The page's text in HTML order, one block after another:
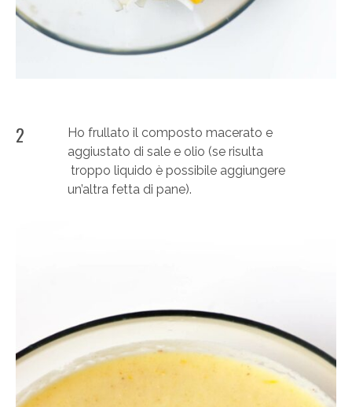
2
Ho frullato il composto macerato e
aggiustato di sale e olio (se risulta
troppo liquido è possibile aggiungere
un’altra fetta di pane).